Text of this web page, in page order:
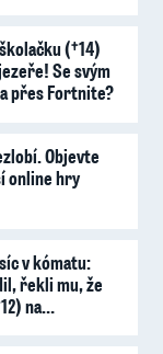
(†14)
Se svým
přes Fortnite?
Objevte
online hry
řekli mu, že
na…